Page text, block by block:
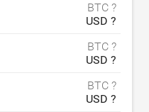
BTC ?
USD ?
BTC ?
USD ?
BTC ?
USD ?